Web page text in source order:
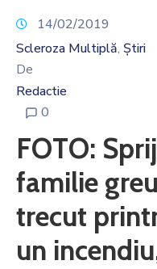
14/02/2019
Scleroza Multiplă‚ Știri
De
Redactie
0
FOTO:
familie
trecut
un